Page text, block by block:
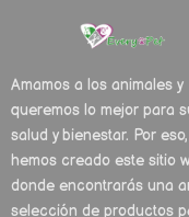
Amamos a los animales y
queremos lo mejor para
salud y bienestar. Por eso,
hemos creado este sitio
donde encontrarás una
selección de productos